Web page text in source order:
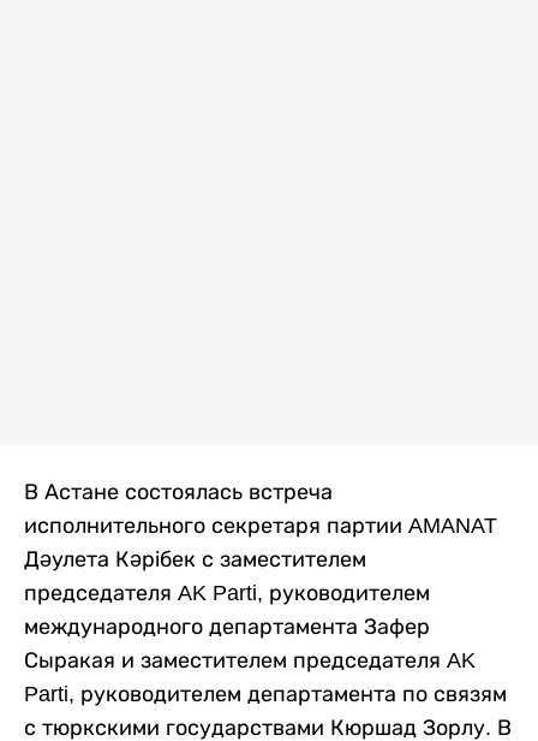
В Астане состоялась встреча
исполнительного секретаря партии AMANAT
Дәулета Кәрібек с заместителем
председателя AK Parti, руководителем
международного департамента Зафер
Сыракая и заместителем председателя AK
Parti, руководителем департамента по связям
с тюркскими государствами Кюршад Зорлу. В